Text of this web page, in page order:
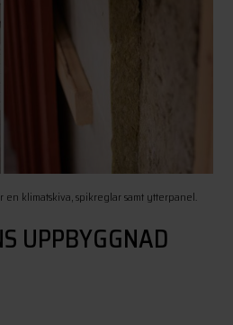
klimatskiva, spikreglar samt ytterpanel.
UPPBYGGNAD